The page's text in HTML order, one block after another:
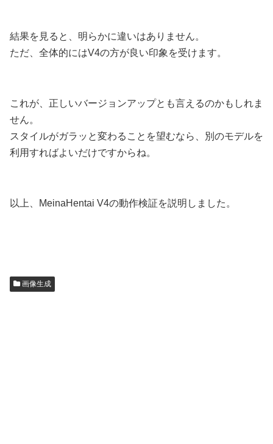
結果を見ると、明らかに違いはありません。
ただ、全体的にはV4の方が良い印象を受けます。
これが、正しいバージョンアップとも言えるのかもしれま
せん。
スタイルがガラッと変わることを望むなら、別のモデルを
利用すればよいだけですからね。
以上、MeinaHentai V4の動作検証を説明しました。
画像生成